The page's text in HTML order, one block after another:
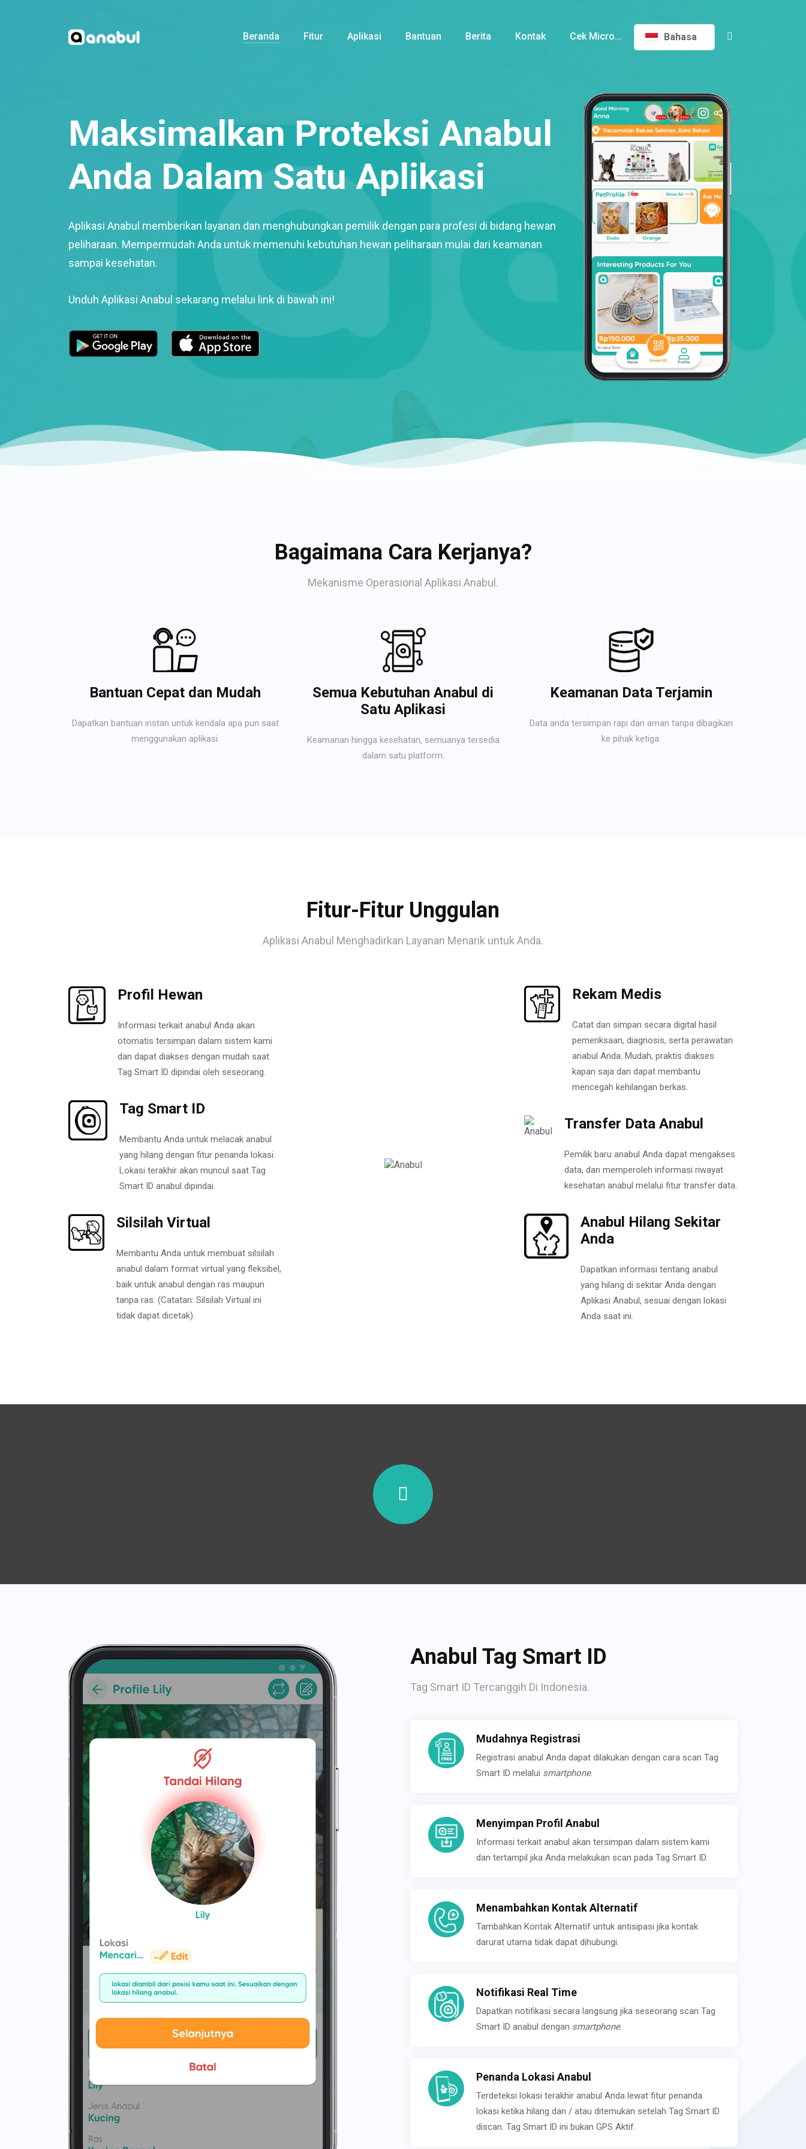
Beranda Fitur Aplikasi Bantuan Berita Kontak Cek Micro... Bahasa
Maksimalkan Proteksi Anabul
Anda Dalam Satu Aplikasi
Aplikasi Anabul memberikan layanan dan menghubungkan pemilik dengan para profesi di bidang hewan
peliharaan. Mempermudah Anda untuk memenuhi kebutuhan hewan peliharaan mulai dari keamanan
sampai kesehatan.
Unduh Aplikasi Anabul sekarang melalui link di bawah ini!
Bagaimana Cara Kerjanya?
Mekanisme Operasional Aplikasi Anabul.
Bantuan Cepat dan Mudah
Dapatkan bantuan instan untuk kendala apa pun saat
menggunakan aplikasi.
Semua Kebutuhan Anabul di
Satu Aplikasi
Keamanan hingga kesehatan, semuanya tersedia
dalam satu platform.
Keamanan Data Terjamin
Data anda tersimpan rapi dan aman tanpa dibagikan
ke pihak ketiga.
Fitur-Fitur Unggulan
Aplikasi Anabul Menghadirkan Layanan Menarik untuk Anda.
Profil Hewan
Informasi terkait anabul Anda akan
otomatis tersimpan dalam sistem kami
dan dapat diakses dengan mudah saat
Tag Smart ID dipindai oleh seseorang.
Tag Smart ID
Membantu Anda untuk melacak anabul
yang hilang dengan fitur penanda lokasi.
Lokasi terakhir akan muncul saat Tag
Smart ID anabul dipindai.
Silsilah Virtual
Membantu Anda untuk membuat silsilah
anabul dalam format virtual yang fleksibel,
baik untuk anabul dengan ras maupun
tanpa ras. (Catatan: Silsilah Virtual ini
tidak dapat dicetak).
Rekam Medis
Catat dan simpan secara digital hasil
pemeriksaan, diagnosis, serta perawatan
anabul Anda. Mudah, praktis diakses
kapan saja dan dapat membantu
mencegah kehilangan berkas.
Transfer Data Anabul
Pemilik baru anabul Anda dapat mengakses
data, dan memperoleh informasi riwayat
kesehatan anabul melalui fitur transfer data.
Anabul Hilang Sekitar
Anda
Dapatkan informasi tentang anabul
yang hilang di sekitar Anda dengan
Aplikasi Anabul, sesuai dengan lokasi
Anda saat ini.
Anabul Tag Smart ID
Tag Smart ID Tercanggih Di Indonesia.
Mudahnya Registrasi
Registrasi anabul Anda dapat dilakukan dengan cara scan Tag
Smart ID melalui smartphone.
Menyimpan Profil Anabul
Informasi terkait anabul akan tersimpan dalam sistem kami
dan tertampil jika Anda melakukan scan pada Tag Smart ID.
Menambahkan Kontak Alternatif
Tambahkan Kontak Alternatif untuk antisipasi jika kontak
darurat utama tidak dapat dihubungi.
Notifikasi Real Time
Dapatkan notifikasi secara langsung jika seseorang scan Tag
Smart ID anabul dengan smartphone.
Penanda Lokasi Anabul
Terdeteksi lokasi terakhir anabul Anda lewat fitur penanda
lokasi ketika hilang dan / atau ditemukan setelah Tag Smart ID
discan. Tag Smart ID ini bukan GPS Aktif.